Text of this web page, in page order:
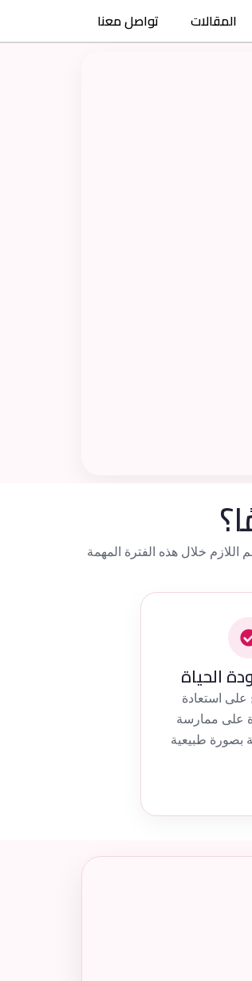
المقالات
تواصل معنا
اللازم خلال هذه الفترة المهمة
الحياة
على استعادة
على ممارسة
بصورة طبيعية